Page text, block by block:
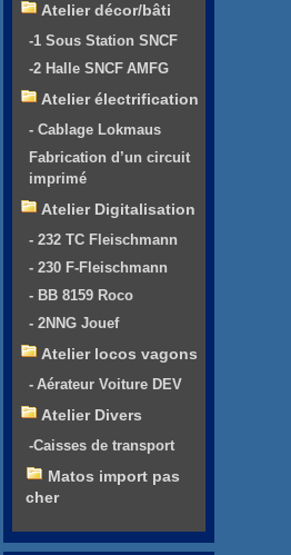
Atelier décor/bâti
-1 Sous Station SNCF
-2 Halle SNCF AMFG
Atelier électrification
- Cablage Lokmaus
Fabrication d’un circuit
imprimé
Atelier Digitalisation
- 232 TC Fleischmann
- 230 F-Fleischmann
- BB 8159 Roco
- 2NNG Jouef
Atelier locos vagons
- Aérateur Voiture DEV
Atelier Divers
-Caisses de transport
Matos import pas
cher